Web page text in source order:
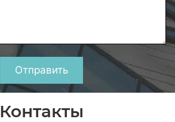
Отправить
Контакты